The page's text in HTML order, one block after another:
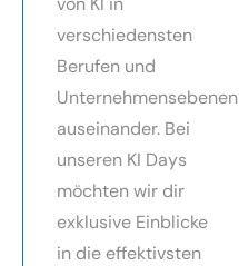
verschiedensten
Berufen und
Unternehmensebenen
auseinander. Bei
unseren KI Days
möchten wir dir
exklusive Einblicke
in die effektivsten
die
von KI
von
Elisabeth
teilweise
wurden für
Probleme noch
Anleitungen
bereitgestellt.
Monika
Vietz